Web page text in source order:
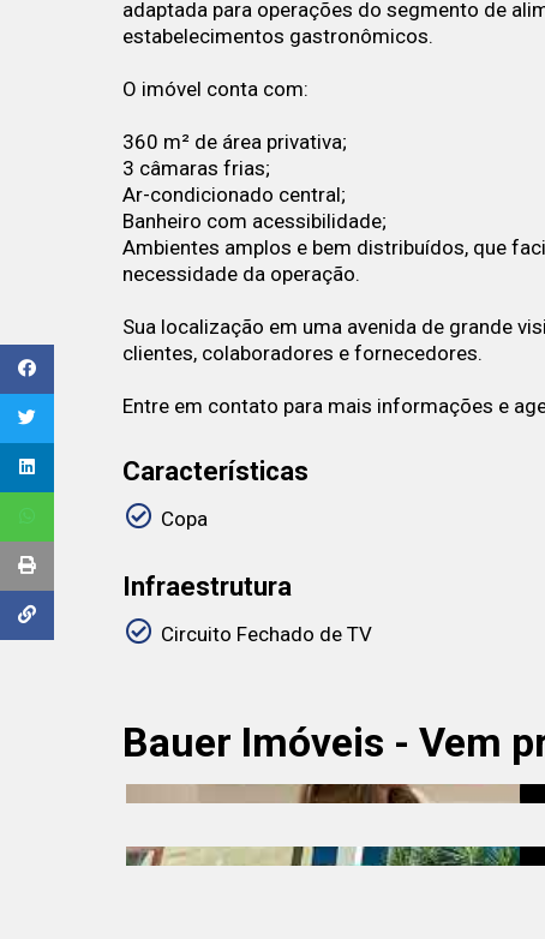
adaptada para operações do segmento de
estabelecimentos gastronômicos.
O imóvel conta com:
360 m² de área privativa;
3 câmaras frias;
Ar-condicionado central;
Banheiro com acessibilidade;
Ambientes amplos e bem distribuídos, que
necessidade da operação.
Sua localização em uma avenida de grande
clientes, colaboradores e fornecedores.
Entre em contato para mais informações e
Características
Copa
Infraestrutura
Circuito Fechado de TV
Bauer Imóveis - Vem